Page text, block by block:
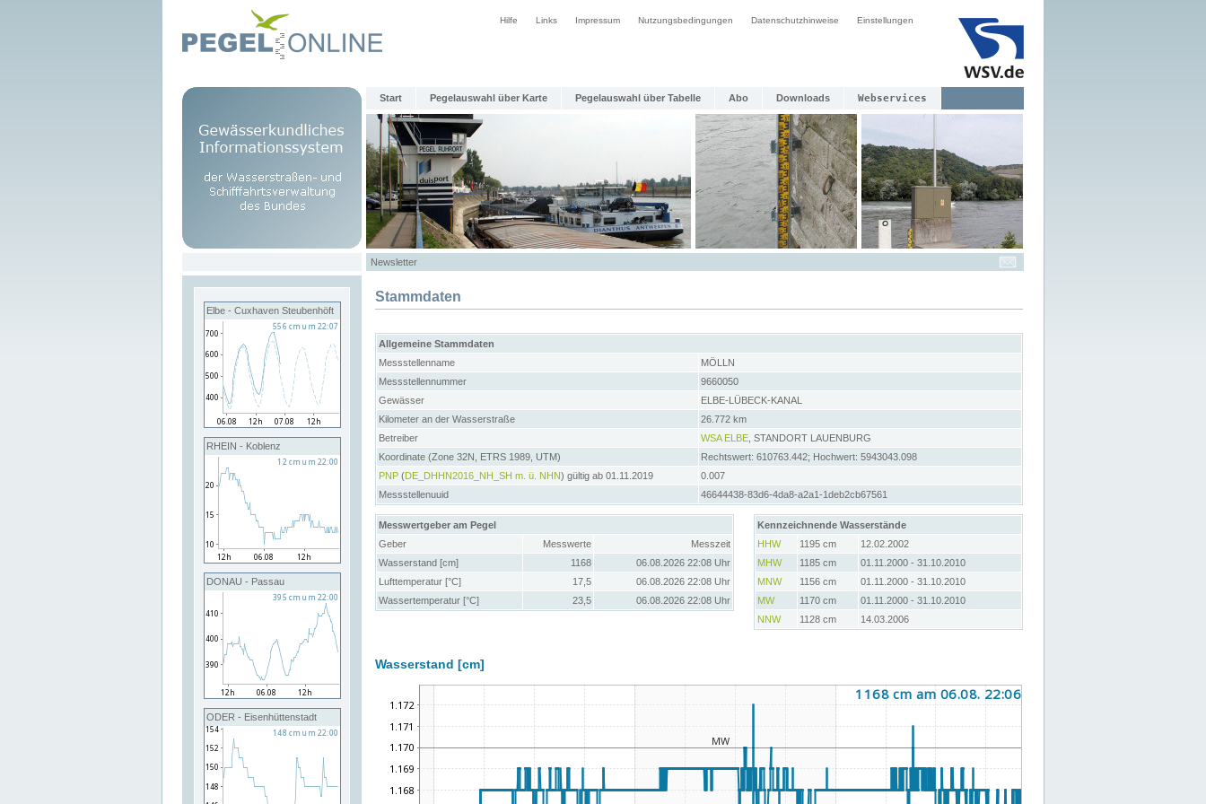
Hilfe Links Impressum Nutzungsbedingungen Datenschutzhinweise Einstellungen
Start Pegelauswahl über Karte Pegelauswahl über Tabelle Abo Downloads Webservices
Newsletter
Elbe - Cuxhaven Steubenhöft
RHEIN - Koblenz
DONAU - Passau
ODER - Eisenhüttenstadt
Stammdaten
Allgemeine Stammdaten
Messstellenname
MÖLLN
Messstellennummer
9660050
Gewässer
ELBE-LÜBECK-KANAL
Kilometer an der Wasserstraße
26.772 km
Betreiber
WSA ELBE , STANDORT LAUENBURG
Koordinate (Zone 32N, ETRS 1989, UTM)
Rechtswert: 610763.442; Hochwert: 5943043.098
PNP (DE_DHHN2016_NH_SH m. ü. NHN) gültig ab 01.11.2019
0.007
Messstellenuuid
46644438-83d6-4da8-a2a1-1deb2cb67561
Messwertgeber am Pegel
Geber
Messwerte
Messzeit
Wasserstand [cm]
1168
06.08.2026 22:08 Uhr
Lufttemperatur [°C]
17,5
06.08.2026 22:08 Uhr
Wassertemperatur [°C]
23,5 06.08.2026 22:08 Uhr
Kennzeichnende Wasserstände
HHW
1195 cm
12.02.2002
MHW
1185 cm
01.11.2000 - 31.10.2010
MNW
1156 cm
01.11.2000 - 31.10.2010
MW
1170 cm
01.11.2000 - 31.10.2010
NNW
1128 cm 14.03.2006
Wasserstand [cm]